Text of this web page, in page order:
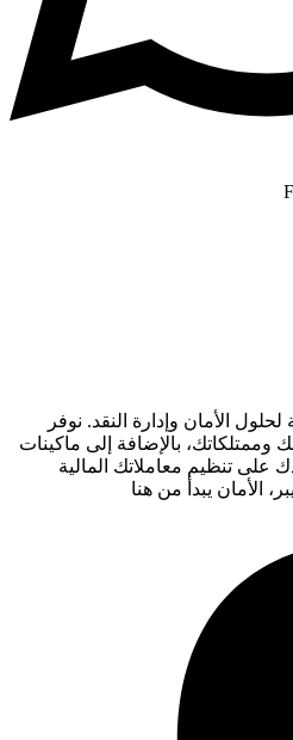
الأمان وإدارة النقد. نوفر
وممتلكاتك، بالإضافة إلى ماكينات
تنظيم معاملاتك المالية
الأمان يبدأ من هنا